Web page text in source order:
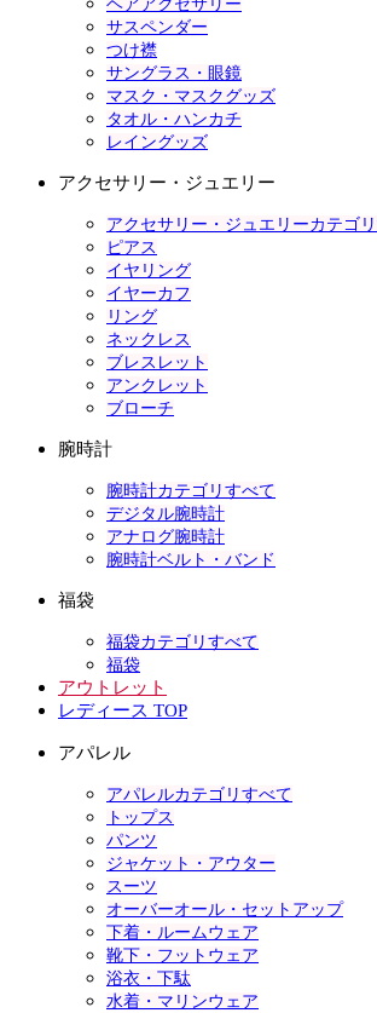
ヘアアクセサリー
サスペンダー
つけ襟
サングラス・眼鏡
マスク・マスクグッズ
タオル・ハンカチ
レイングッズ
アクセサリー・ジュエリー
アクセサリー・ジュエリーカテゴ
ピアス
イヤリング
イヤーカフ
リング
ネックレス
ブレスレット
アンクレット
ブローチ
腕時計
腕時計カテゴリすべて
デジタル腕時計
アナログ腕時計
腕時計ベルト・バンド
福袋
福袋カテゴリすべて
福袋
アウトレット
レディース TOP
アパレル
アパレルカテゴリすべて
トップス
パンツ
ジャケット・アウター
スーツ
オーバーオール・セットアップ
下着・ルームウェア
靴下・フットウェア
浴衣・下駄
水着・マリンウェア